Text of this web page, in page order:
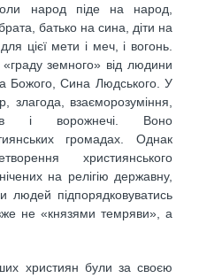
народ піде на народ,
батько на сина, діти на
цієї мети і меч, і вогонь.
земного» від людини
Божого, Сина Людського. У
злагода, взаєморозуміння,
і ворожнечі. Воно
громадах. Однак
християнського
на релігію державну,
людей підпорядковуватись
не «князями темряви», а
християн були за своєю